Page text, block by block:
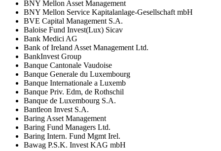
BNY Mellon Asset Management
BNY Mellon Service Kapitalanlage-Gesellschaft mbH
BVE Capital Management S.A.
Baloise Fund Invest(Lux) Sicav
Bank Medici AG
Bank of Ireland Asset Management Ltd.
BankInvest Group
Banque Cantonale Vaudoise
Banque Generale du Luxembourg
Banque Internationale a Luxemb
Banque Priv. Edm, de Rothschil
Banque de Luxembourg S.A.
Bantleon Invest S.A.
Baring Asset Management
Baring Fund Managers Ltd.
Baring Intern. Fund Mgmt Irel.
Bawag P.S.K. Invest KAG mbH